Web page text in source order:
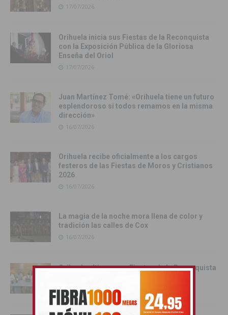
17/07/2026
Orihuela inicia sus Fiestas de la Reconquista
con la Exposición Pública de la Gloriosa
Enseña del Oriol
17/07/2026
Juan Martínez Tomé: «Orihuela tiene un futuro
esplendoroso si todos remamos en la misma
dirección»
16/07/2026
Orihuela recibe oficialmente a los cargos
festeros de las Fiestas de Moros y Cristianos
2026
16/07/2026
La magia de la noche mora llena de color y
tradición las calles de Cox
16/07/2026
Orihuela ultima unas Fiestas de la Reconquista
14/07/2026